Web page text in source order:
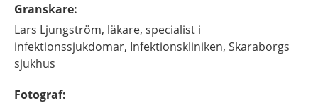
Granskare:
Lars Ljungström, läkare, specialist i
infektionssjukdomar, Infektionskliniken, Skaraborgs
sjukhus
Fotograf: